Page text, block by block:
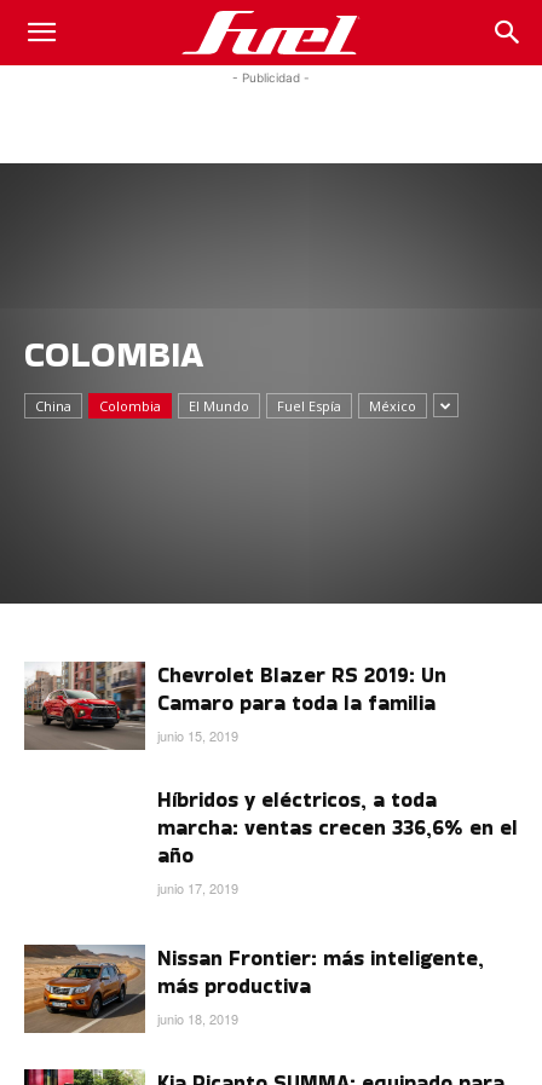
Fuel
- Publicidad -
COLOMBIA
China Colombia El Mundo Fuel Espía México
Chevrolet Blazer RS 2019: Un
Camaro para toda la familia
junio 15, 2019
Híbridos y eléctricos, a toda
marcha: ventas crecen 336,6% en el
año
junio 17, 2019
Nissan Frontier: más inteligente,
más productiva
junio 18, 2019